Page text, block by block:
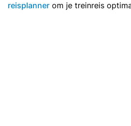
reisplanner om je treinreis